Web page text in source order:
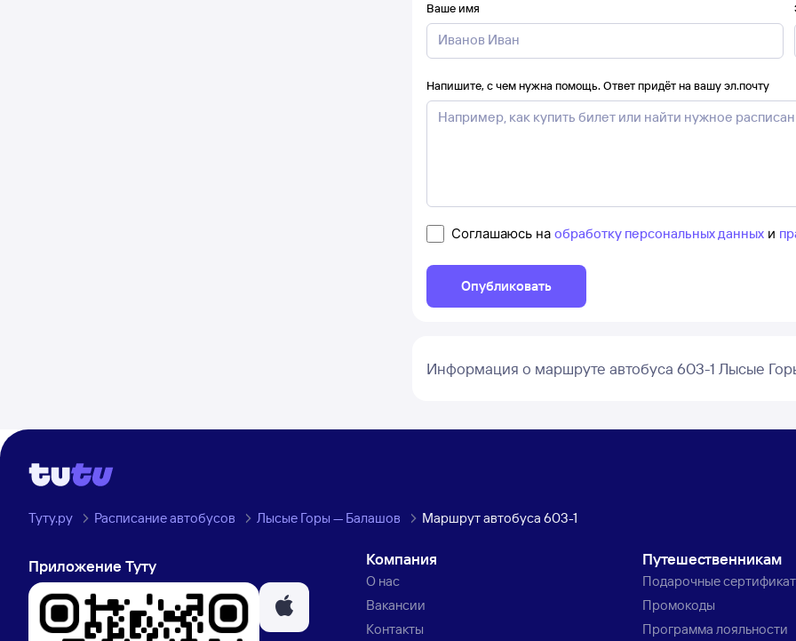
Ваше имя
Напишите, с чем нужна помощь. Ответ придёт на вашу эл.почту
Соглашаюсь на обработку персональных данных и
Опубликовать
Информация о маршруте автобуса 603-1 Лысые
Туту.ру Расписание автобусов Лысые Горы — Балашов Маршрут автобуса 603-1
Приложение Туту Компания
О нас
Вакансии
Контакты
Путешественникам
Подарочные
Промокоды
Программа лояльности